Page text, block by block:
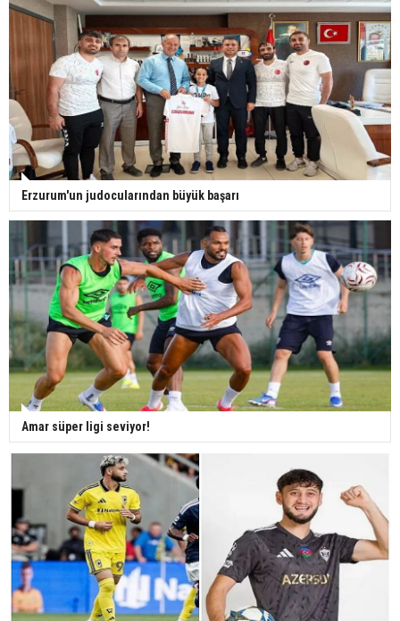
Erzurum'un judocularından büyük başarı
Amar süper ligi seviyor!